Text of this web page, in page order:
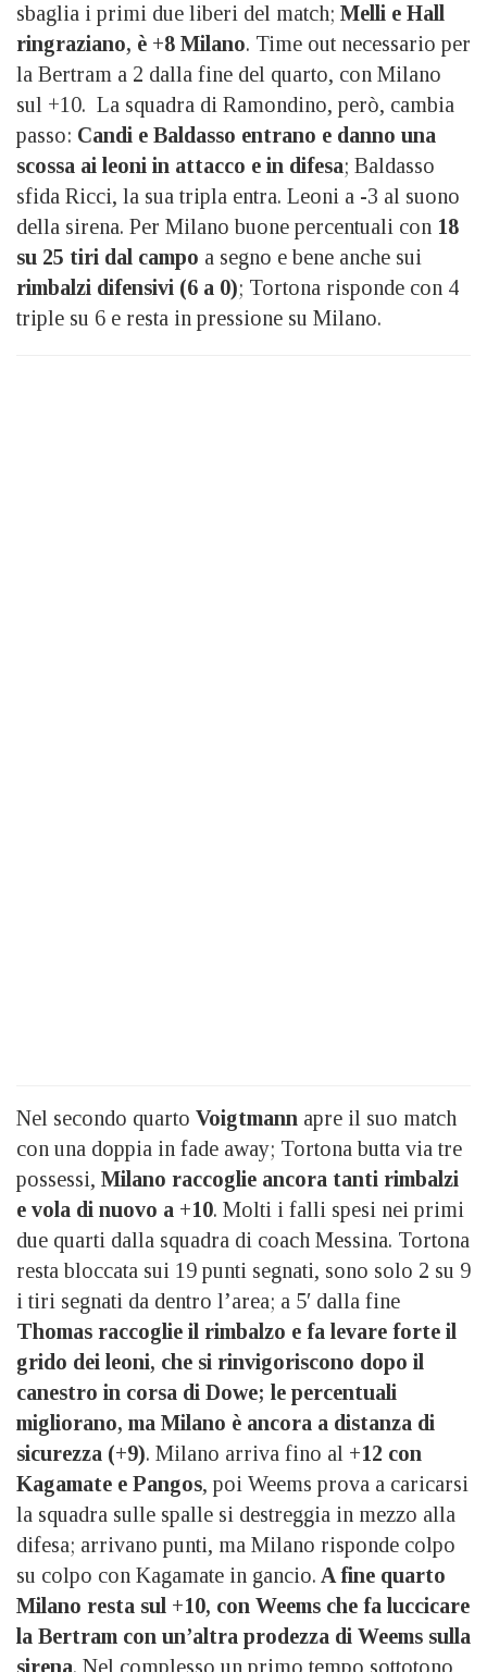
sbaglia i primi due liberi del match; Melli e Hall
ringraziano, è +8 Milano. Time out necessario per
la Bertram a 2 dalla fine del quarto, con Milano
sul +10. La squadra di Ramondino, però, cambia
passo: Candi e Baldasso entrano e danno una
scossa ai leoni in attacco e in difesa; Baldasso
sfida Ricci, la sua tripla entra. Leoni a -3 al suono
della sirena. Per Milano buone percentuali con 18
su 25 tiri dal campo a segno e bene anche sui
rimbalzi difensivi (6 a 0); Tortona risponde con 4
triple su 6 e resta in pressione su Milano.
Nel secondo quarto Voigtmann apre il suo match
con una doppia in fade away; Tortona butta via tre
possessi, Milano raccoglie ancora tanti rimbalzi
e vola di nuovo a +10. Molti i falli spesi nei primi
due quarti dalla squadra di coach Messina. Tortona
resta bloccata sui 19 punti segnati, sono solo 2 su 9
i tiri segnati da dentro l’area; a 5′ dalla fine
Thomas raccoglie il rimbalzo e fa levare forte il
grido dei leoni, che si rinvigoriscono dopo il
canestro in corsa di Dowe; le percentuali
migliorano, ma Milano è ancora a distanza di
sicurezza (+9). Milano arriva fino al +12 con
Kagamate e Pangos, poi Weems prova a caricarsi
la squadra sulle spalle si destreggia in mezzo alla
difesa; arrivano punti, ma Milano risponde colpo
su colpo con Kagamate in gancio. A fine quarto
Milano resta sul +10, con Weems che fa luccicare
la Bertram con un’altra prodezza di Weems sulla
sirena. Nel complesso un primo tempo sottotono